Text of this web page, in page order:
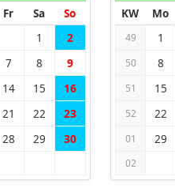
Fr Sa So
1 2
7 8 9
14 15 16
21 22 23
28 29 30
KW
Mo
49 1
50 8
51 15
52 22
01 29
02